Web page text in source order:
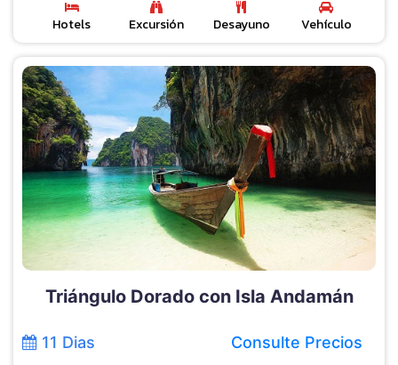
Hotels Excursión Desayuno Vehículo
Triángulo Dorado con Isla Andamán
11 Dias Consulte Precios